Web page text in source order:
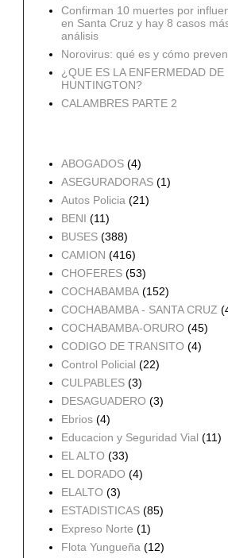
Confirman 10 muertes por
en Santa Cruz y hay 8 casos
análisis
Norovirus: qué es y cómo
¿QUE ES LA ENFERMEDAD DE
HUNTINGTON?
CALAMBRES PARTE 2
ABOGADOS (4)
ASEGURADORAS (1)
Autos Policia (21)
BENI (11)
BUSES (388)
CAMION (416)
CHOFERES (53)
COCHABAMBA (152)
COCHABAMBA - SANTA CRUZ
COCHABAMBA-ORURO (45)
CODIGO DE TRANSITO (4)
Control Policial (22)
CULPABLES (3)
DESAGUADERO (3)
Ebrios (4)
Educacion y Seguridad Vial (11)
EL ALTO (33)
EL DORADO (4)
ELALTO (3)
ESTADISTICAS (85)
Expreso Norte (1)
Flota Yungueña (12)